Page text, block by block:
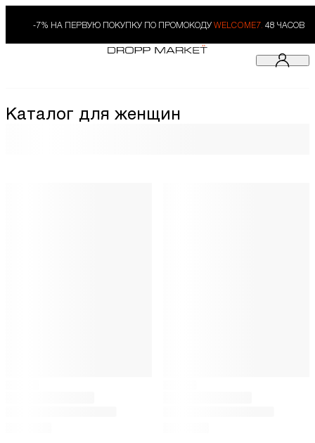
-7% НА ПЕРВУЮ ПОКУПКУ ПО ПРОМОКОДУ WELCOME7. 48 ЧАСОВ
Каталог для женщин